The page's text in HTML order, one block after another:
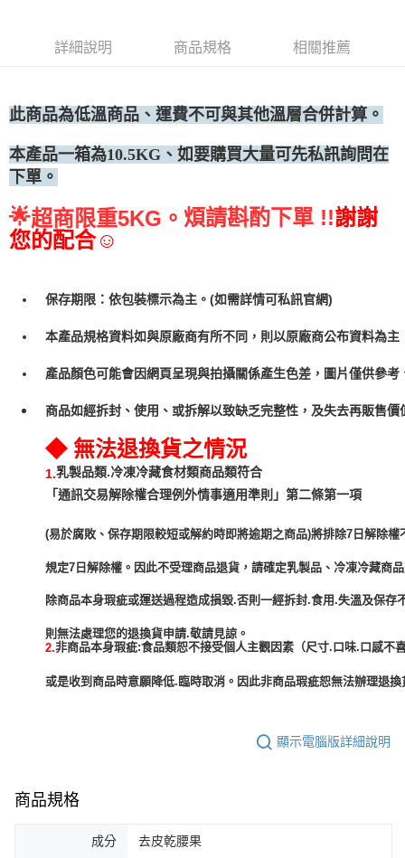
詳細說明 商品規格 相關推薦
此商品為低溫商品、運費不可與其他溫層合併計算。
本產品一箱為10.5KG、 如要購買大量可先私訊詢問在
下單。
🌟超商限重5KG。 煩請斟酌下單 !!謝謝
您的配合☺
保存期限：依包裝標示為主。(如需詳情可私訊官網)
本產品規格資料如與原廠商有所不同，則以原廠商公布資料為主
產品顏色可能會因網頁呈現與拍攝關係產生色差，圖片僅供參
商品如經拆封、使用、或拆解以致缺乏完整性，及失去再販售
◆ 無法退換貨之情況
1.乳製品類.冷凍冷藏食材類商品類符合
「通訊交易解除權合理例外情事適用準則」第二條第一項
(易於腐敗、保存期限較短或解約時即將逾期之商品)將排除7日解除權
規定7日解除權。因此不受理商品退貨，請確定乳製品、冷凍冷藏商
除商品本身瑕疵或運送過程造成損毀.否則一經拆封.食用.失溫及保存
2.非商品本身瑕疵:食品類恕不接受個人主觀因素（尺寸.口味.口感不
或是收到商品時意願降低.臨時取消。因此非商品瑕疵恕無法辦理退
顯示電腦版詳細說明
商品規格
成分 去皮乾腰果